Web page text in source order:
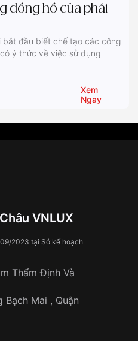
đồng hồ của phái
bắt đầu biết chế tạo các công
ý thức về việc sử dụng
Xem
Ngay
VNLUX
2023 tại Sở kế hoạch
Thẩm Định Và
Bạch Mai , Quận